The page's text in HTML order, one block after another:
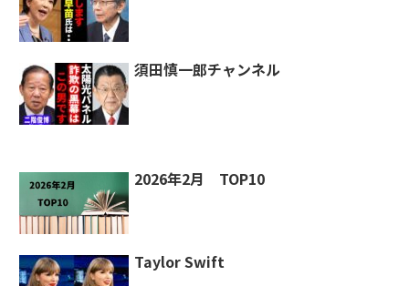
須田慎一郎チャンネル
2026年2月 TOP10
Taylor Swift